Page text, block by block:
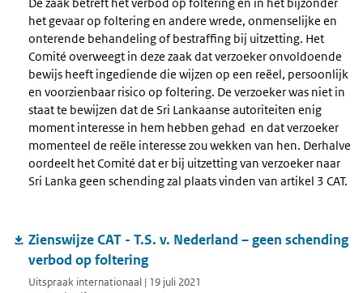
het gevaar op foltering en andere wrede, onmenselijke en
onterende behandeling of bestraffing bij uitzetting. Het
Comité overweegt in deze zaak dat verzoeker onvoldoende
bewijs heeft ingediende die wijzen op een reëel, persoonlijk
en voorzienbaar risico op foltering. De verzoeker was niet in
staat te bewijzen dat de Sri Lankaanse autoriteiten enig
moment interesse in hem hebben gehad en dat verzoeker
momenteel de reële interesse zou wekken van hen. Derhalve
oordeelt het Comité dat er bij uitzetting van verzoeker naar
Sri Lanka geen schending zal plaats vinden van artikel 3 CAT.
Zienswijze CAT - T.S. v. Nederland – geen schending
verbod op foltering
Uitspraak internationaal | 19 juli 2021